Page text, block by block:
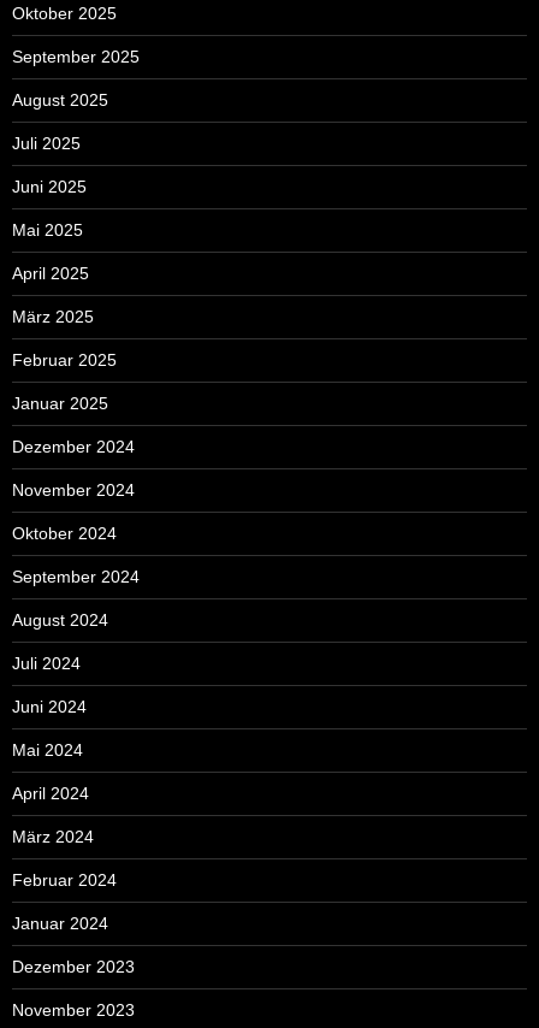
Oktober 2025
September 2025
August 2025
Juli 2025
Juni 2025
Mai 2025
April 2025
März 2025
Februar 2025
Januar 2025
Dezember 2024
November 2024
Oktober 2024
September 2024
August 2024
Juli 2024
Juni 2024
Mai 2024
April 2024
März 2024
Februar 2024
Januar 2024
Dezember 2023
November 2023